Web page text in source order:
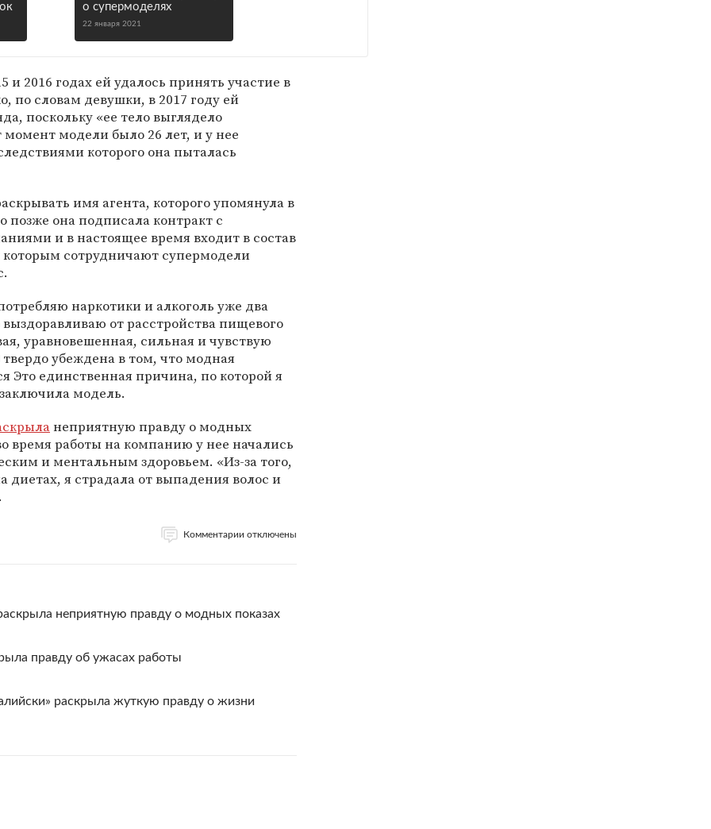
о супермоделях
22 января 2021
2016 годах ей удалось принять участие в
по словам девушки, в 2017 году ей
поскольку «ее тело выглядело
модели было 26 лет, и у нее
которого она пыталась
имя агента, которого упомянула в
позже она подписала контракт с
и в настоящее время входит в состав
которым сотрудничают супермодели
наркотики и алкоголь уже два
от расстройства пищевого
уравновешенная, сильная и чувствую
убеждена в том, что модная
Это единственная причина, по которой я
модель.
неприятную правду о модных
время работы на компанию у нее начались
и ментальным здоровьем. «Из-за того,
диетах, я страдала от выпадения волос и
Комментарии отключены
неприятную правду о модных показах
правду об ужасах работы
раскрыла жуткую правду о жизни